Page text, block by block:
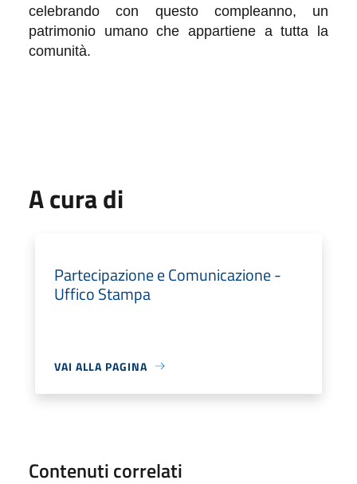
celebrando con questo compleanno, un
patrimonio umano che appartiene a tutta la
comunità.
A cura di
Partecipazione e Comunicazione -
Uffico Stampa
VAI ALLA PAGINA
Contenuti correlati